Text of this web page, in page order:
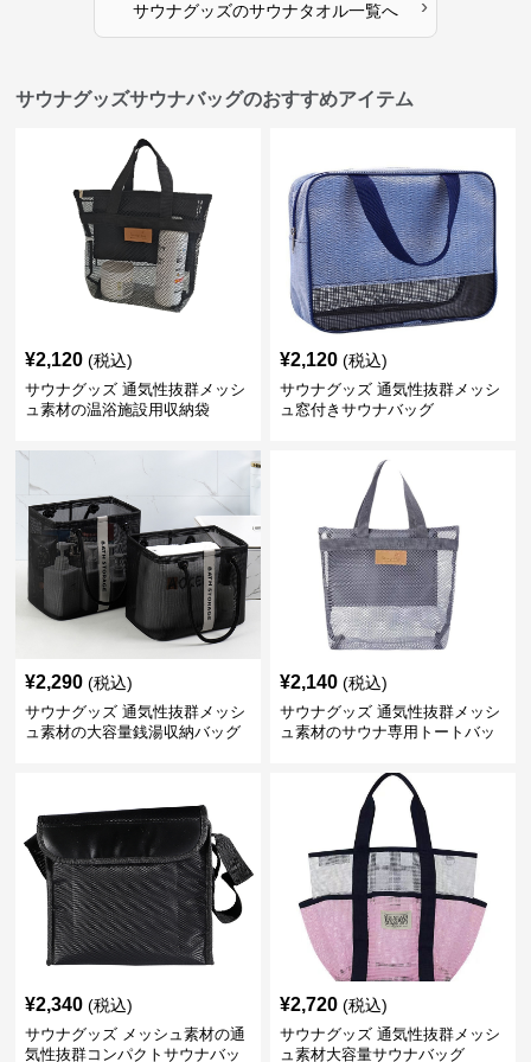
サウナグッズのサウナタオル一覧へ ›
サウナグッズサウナバッグのおすすめアイテム
¥2,120 (税込)
サウナグッズ 通気性抜群メッシ
ュ素材の温浴施設用収納袋
¥2,120 (税込)
サウナグッズ 通気性抜群メッシ
ュ窓付きサウナバッグ
¥2,290 (税込)
サウナグッズ 通気性抜群メッシ
ュ素材の大容量銭湯収納バッグ
¥2,140 (税込)
サウナグッズ 通気性抜群メッシ
ュ素材のサウナ専用トートバッ
¥2,340 (税込)
サウナグッズ メッシュ素材の通
気性抜群コンパクトサウナバッ
¥2,720 (税込)
サウナグッズ 通気性抜群メッシ
ュ素材大容量サウナバッグ